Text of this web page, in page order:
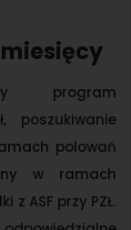
program
poszukiwanie
polowań
w ramach
z ASF przy PZŁ.